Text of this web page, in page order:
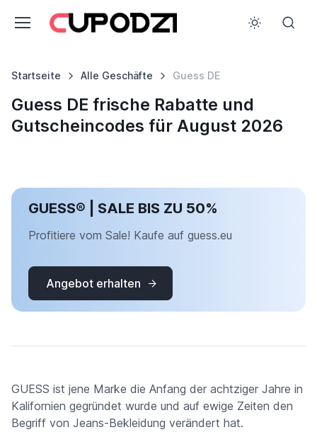
Startseite Alle Geschäfte Guess DE
Guess DE frische Rabatte und
Gutscheincodes für August 2026
GUESS® | SALE BIS ZU 50%
Profitiere vom Sale! Kaufe auf guess.eu
Angebot erhalten
GUESS ist jene Marke die Anfang der achtziger Jahre in
Kalifornien gegründet wurde und auf ewige Zeiten den
Begriff von Jeans-Bekleidung verändert hat.